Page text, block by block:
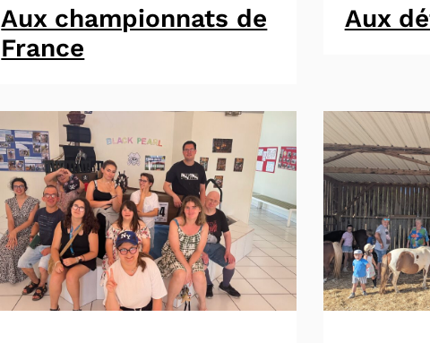
Aux championnats de
France
Aux